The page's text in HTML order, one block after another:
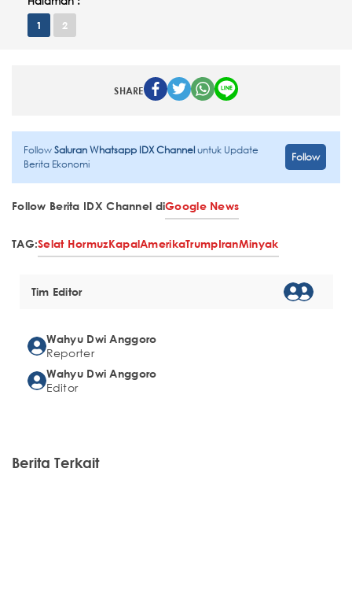
1 2
SHARE
FollowSaluran Whatsapp IDX Channeluntuk Update
Berita Ekonomi
Follow
Follow Berita IDX Channel diGoogle News
TAG:Selat HormuzKapalAmerikaTrumpIranMinyak
Tim Editor
Wahyu Dwi Anggoro
Reporter
Wahyu Dwi Anggoro
Editor
Berita Terkait